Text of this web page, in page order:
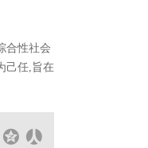
合性社会
己任,旨在